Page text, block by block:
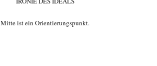
Mitte ist ein Orientierungspunkt.